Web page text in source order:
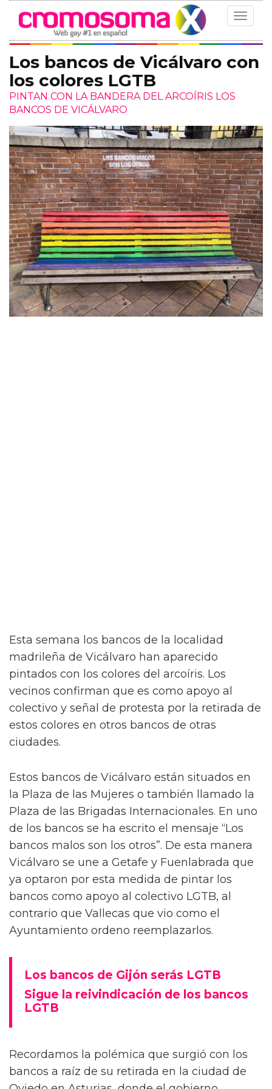
Toggle
Los bancos de Vicálvaro con
los colores LGTB
PINTAN CON LA BANDERA DEL ARCOÍRIS LOS
BANCOS DE VICÁLVARO
Esta semana los bancos de la localidad
madrileña de Vicálvaro han aparecido
pintados con los colores del arcoíris. Los
vecinos confirman que es como apoyo al
colectivo y señal de protesta por la retirada de
estos colores en otros bancos de otras
ciudades.
Estos bancos de Vicálvaro están situados en
la Plaza de las Mujeres o también llamado la
Plaza de las Brigadas Internacionales. En uno
de los bancos se ha escrito el mensaje “Los
bancos malos son los otros”. De esta manera
Vicálvaro se une a Getafe y Fuenlabrada que
ya optaron por esta medida de pintar los
bancos como apoyo al colectivo LGTB, al
contrario que Vallecas que vio como el
Ayuntamiento ordeno reemplazarlos.
Los bancos de Gijón serás LGTB
Sigue la reivindicación de los bancos
LGTB
Recordamos la polémica que surgió con los
bancos a raíz de su retirada en la ciudad de